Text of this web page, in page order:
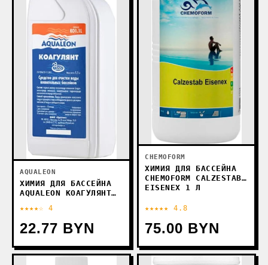
AQUALEON
ХИМИЯ ДЛЯ БАССЕЙНА
AQUALEON КОАГУЛЯНТ
★★★★☆ 4
22.77 BYN
CHEMOFORM
ХИМИЯ ДЛЯ БАССЕЙНА
CHEMOFORM CALZESTAB
EISENЕX 1 Л
★★★★★ 4.8
75.00 BYN